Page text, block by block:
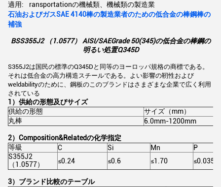
適用:
ransportationの機械類、機械類の製造業
石油およびガスSAE 4140棒の製造業者のための低合金の棒鋼棒の
補強
BSS355J2 （1.0577） AISI/SAEGrade 50(345)の低合金の棒鋼の
明るい処置Q345D
S355J2は国民の標準のQ345Dと同等のヨーロッパ規格の商標である。
それは低合金の高力構造スチールである。よい影響の靭性および
weldabilityのために、鋼板のこのブランドはさまざまな企業で広く利用
されている
1）供給の形態及びサイズ
供給の形態
サイズ（mm）
丸棒
6.0mm-1200mm
2）Composition&Relatedの化学指定
等級
C Si Mn
P
S355J2
（1.0577）
≤0.24 ≤0.6 ≤1.70 ≤0.035
3）ブランド比較のテーブル